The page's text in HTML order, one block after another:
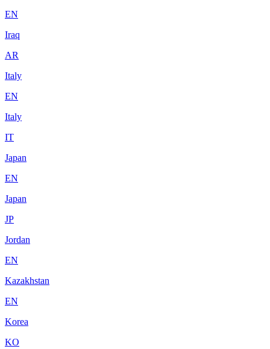
EN
Iraq
AR
Italy
EN
Italy
IT
Japan
EN
Japan
JP
Jordan
EN
Kazakhstan
EN
Korea
KO